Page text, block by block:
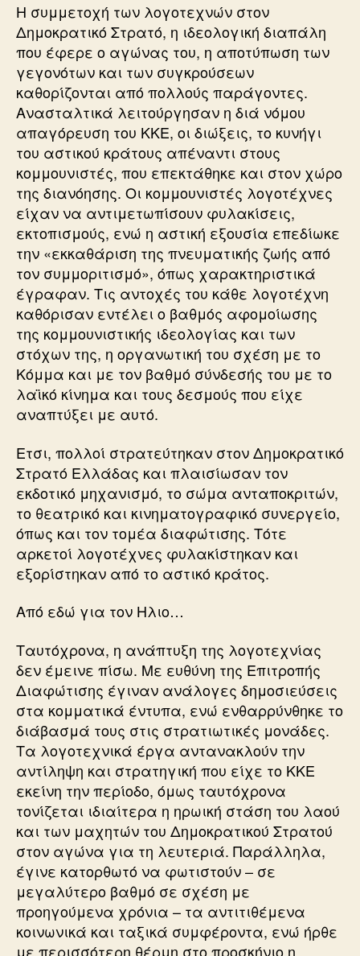
Η συμμετοχή των λογοτεχνών στον
Δημοκρατικό Στρατό, η ιδεολογική διαπάλη
που έφερε ο αγώνας του, η αποτύπωση των
γεγονότων και των συγκρούσεων
καθορίζονται από πολλούς παράγοντες.
Ανασταλτικά λειτούργησαν η διά νόμου
απαγόρευση του ΚΚΕ, οι διώξεις, το κυνήγι
του αστικού κράτους απέναντι στους
κομμουνιστές, που επεκτάθηκε και στον χώρο
της διανόησης. Οι κομμουνιστές λογοτέχνες
είχαν να αντιμετωπίσουν φυλακίσεις,
εκτοπισμούς, ενώ η αστική εξουσία επεδίωκε
την «εκκαθάριση της πνευματικής ζωής από
τον συμμοριτισμό», όπως χαρακτηριστικά
έγραφαν. Τις αντοχές του κάθε λογοτέχνη
καθόρισαν εντέλει ο βαθμός αφομοίωσης
της κομμουνιστικής ιδεολογίας και των
στόχων της, η οργανωτική του σχέση με το
Κόμμα και με τον βαθμό σύνδεσής του με το
λαϊκό κίνημα και τους δεσμούς που είχε
αναπτύξει με αυτό.
Ετσι, πολλοί στρατεύτηκαν στον Δημοκρατικό
Στρατό Ελλάδας και πλαισίωσαν τον
εκδοτικό μηχανισμό, το σώμα ανταποκριτών,
το θεατρικό και κινηματογραφικό συνεργείο,
όπως και τον τομέα διαφώτισης. Τότε
αρκετοί λογοτέχνες φυλακίστηκαν και
εξορίστηκαν από το αστικό κράτος.
Από εδώ για τον Ηλιο…
Ταυτόχρονα, η ανάπτυξη της λογοτεχνίας
δεν έμεινε πίσω. Με ευθύνη της Επιτροπής
Διαφώτισης έγιναν ανάλογες δημοσιεύσεις
στα κομματικά έντυπα, ενώ ενθαρρύνθηκε το
διάβασμά τους στις στρατιωτικές μονάδες.
Τα λογοτεχνικά έργα αντανακλούν την
αντίληψη και στρατηγική που είχε το ΚΚΕ
εκείνη την περίοδο, όμως ταυτόχρονα
τονίζεται ιδιαίτερα η ηρωική στάση του λαού
και των μαχητών του Δημοκρατικού Στρατού
στον αγώνα για τη λευτεριά. Παράλληλα,
έγινε κατορθωτό να φωτιστούν – σε
μεγαλύτερο βαθμό σε σχέση με
προηγούμενα χρόνια – τα αντιτιθέμενα
κοινωνικά και ταξικά συμφέροντα, ενώ ήρθε
με περισσότερη θέρμη στο προσκήνιο η